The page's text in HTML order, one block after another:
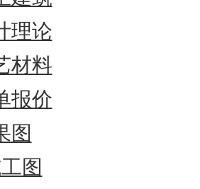
理论
材料
报价
图
图